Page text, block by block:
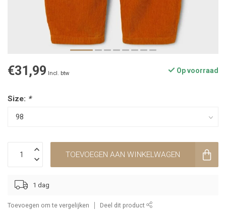
€31,99 Incl. btw Op voorraad
Size: *
TOEVOEGEN AAN WINKELWAGEN
1 dag
Toevoegen om te vergelijken Deel dit product